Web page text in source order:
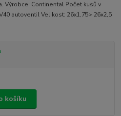
Výrobce: Continental Počet kusů v
autoventil Velikost: 26x1,75> 26x2,5
košíku